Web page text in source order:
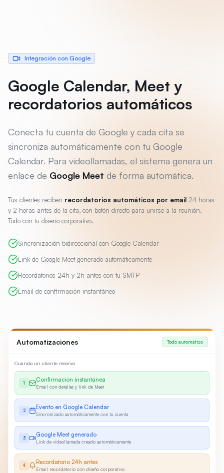
Integración con Google
Google Calendar, Meet y
recordatorios automáticos
Conecta tu cuenta de Google y cada cita se
sincroniza automáticamente con tu Google
Calendar. Para videollamadas, el sistema genera un
enlace de Google Meet de forma automática.
Tus clientes reciben recordatorios automáticos por email 24 horas
y 2 horas antes de la cita, con botón directo para unirse a la reunión.
Todo con tu diseño corporativo.
Sincronización bidireccional con Google Calendar
Link de Google Meet generado automáticamente
Recordatorios 24h y 2h antes con tu SMTP
Email de confirmación instantáneo
Automatizaciones Todo automático
Cuando un cliente reserva:
1 Confirmación instantánea
Email con detalles y link de Meet
2 Evento en Google Calendar
Sincronizado automáticamente con tu cuenta
3 Google Meet generado
Link de videollamada creado automáticamente
4 Recordatorio 24h antes
Email recordatorio con diseño corporativo